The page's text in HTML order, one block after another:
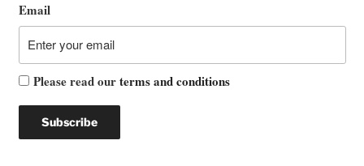
Email
Please read ourterms and conditions